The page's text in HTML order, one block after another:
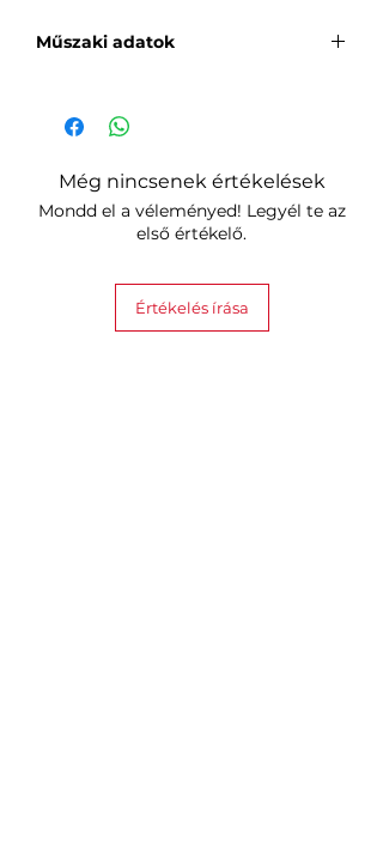
Műszaki adatok
: DEM-PX310W
Névleges teljesítmény
Névleges áramerősség: 2 A
Párásítási teljesítmény: 11 ml/h
Víztartály kapacitása: 300 ml
: 230 × 100 × 115 mm
Még nincsenek értékelések
Mondd el a véleményed! Legyél te az
első értékelő.
Értékelés írása